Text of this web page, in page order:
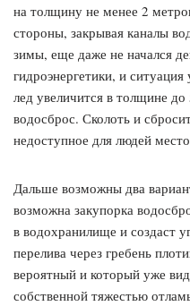
на толщину не менее 2
стороны, закрывая каналы
зимы, еще даже не начался
гидроэнергетики, и
лед увеличится в толщине
водосброс. Сколоть и
недоступное для людей
Дальше возможны два
возможна закупорка
в водохранилище и создаст
перелива через гребень
вероятный и который уже
собственной тяжестью